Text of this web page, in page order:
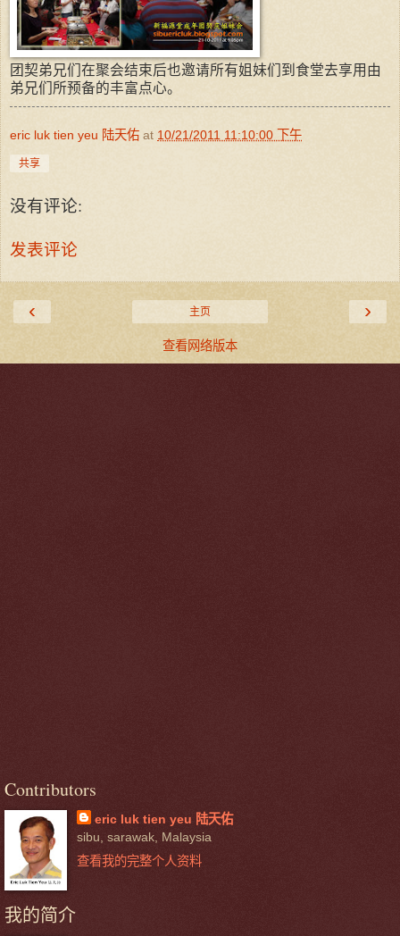
团契弟兄们在聚会结束后也邀请所有姐妹们到食堂去享用由
弟兄们所预备的丰富点心。
eric luk tien yeu 陆天佑 at 10/21/2011 11:10:00 下午
共享
没有评论:
发表评论
‹ ›
主页
查看网络版本
Contributors
eric luk tien yeu 陆天佑
sibu, sarawak, Malaysia
查看我的完整个人资料
我的简介